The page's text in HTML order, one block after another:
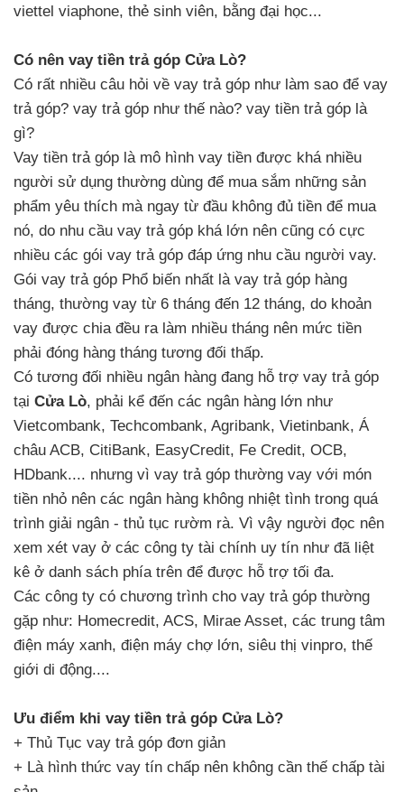
viettel viaphone, thẻ sinh viên, bằng đại học...
Có nên vay tiền trả góp Cửa Lò?
Có rất nhiều câu hỏi về vay trả góp như làm sao để vay
trả góp? vay trả góp như thế nào? vay tiền trả góp là
gì?
Vay tiền trả góp là mô hình vay tiền được khá nhiều
người sử dụng thường dùng để mua sắm những sản
phẩm yêu thích mà ngay từ đầu không đủ tiền để mua
nó, do nhu cầu vay trả góp khá lớn nên cũng có cực
nhiều các gói vay trả góp đáp ứng nhu cầu người vay.
Gói vay trả góp Phổ biến nhất là vay trả góp hàng
tháng, thường vay từ 6 tháng đến 12 tháng, do khoản
vay được chia đều ra làm nhiều tháng nên mức tiền
phải đóng hàng tháng tương đối thấp.
Có tương đối nhiều ngân hàng đang hỗ trợ vay trả góp
tại Cửa Lò, phải kể đến các ngân hàng lớn như
Vietcombank, Techcombank, Agribank, Vietinbank, Á
châu ACB, CitiBank, EasyCredit, Fe Credit, OCB,
HDbank.... nhưng vì vay trả góp thường vay với món
tiền nhỏ nên các ngân hàng không nhiệt tình trong quá
trình giải ngân - thủ tục rườm rà. Vì vậy người đọc nên
xem xét vay ở các công ty tài chính uy tín như đã liệt
kê ở danh sách phía trên để được hỗ trợ tối đa.
Các công ty có chương trình cho vay trả góp thường
gặp như: Homecredit, ACS, Mirae Asset, các trung tâm
điện máy xanh, điện máy chợ lớn, siêu thị vinpro, thế
giới di động....
Ưu điểm khi vay tiền trả góp Cửa Lò?
+ Thủ Tục vay trả góp đơn giản
+ Là hình thức vay tín chấp nên không cần thế chấp tài